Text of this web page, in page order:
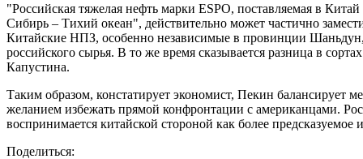
"Российская тяжелая нефть марки ESPO, поставляемая в
Сибирь – Тихий океан", действительно может частично
Китайские НПЗ, особенно независимые в провинции
российского сырья. В то же время сказывается разница в
Капустина.
Таким образом, констатирует экономист, Пекин балансирует
желанием избежать прямой конфронтации с американцами.
воспринимается китайской стороной как более предсказуемое
Поделиться: